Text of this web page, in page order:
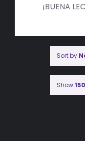
¡BUENA
Sort by
Show